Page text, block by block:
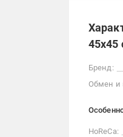
45x45
Бренд:
Обмен и
HoReCa: